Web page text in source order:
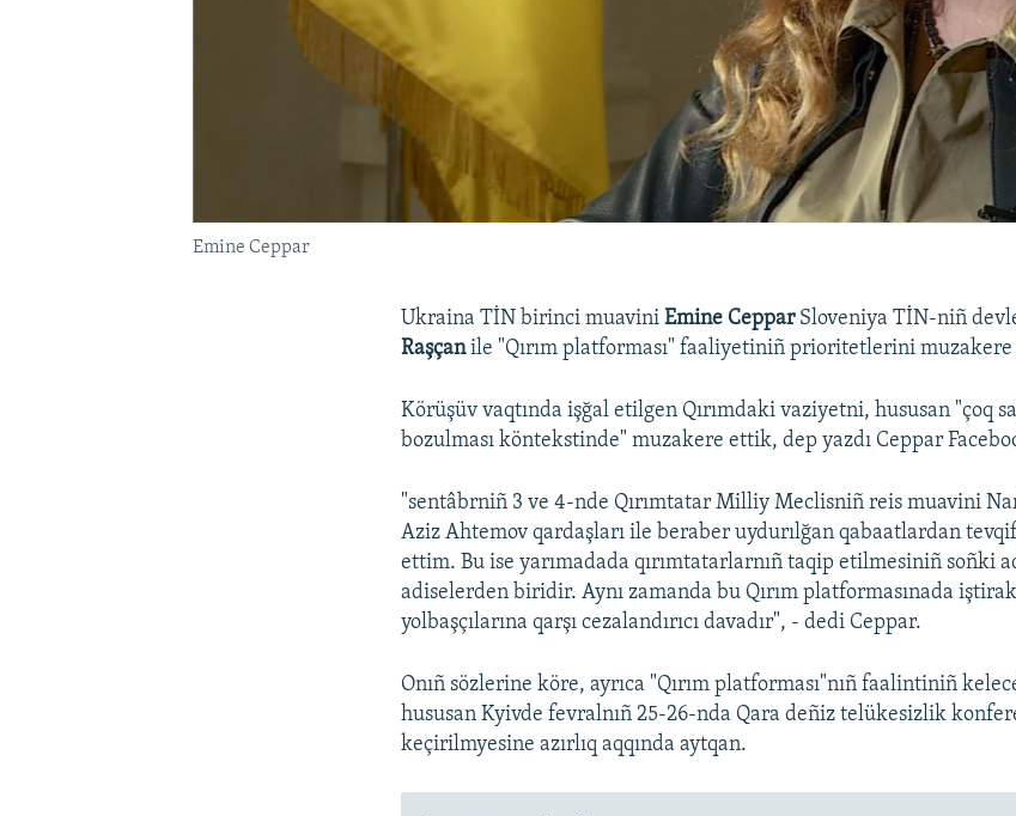
Emine Ceppar
Ukraina TİN birinci muaviniEmine CepparSloveniya TİN-niñ
Raşçanile "Qırım platforması" faaliyetiniñ prioritetlerini
Körüşüv vaqtında işğal etilgen Qırımdaki vaziyetni, hususan "çoq
bozulması köntekstinde" muzakere ettik, dep yazdı Ceppar
"sentâbrniñ 3 ve 4-nde Qırımtatar Milliy Meclisniñ reis muavini
Aziz Ahtemov qardaşları ile beraber uydurılğan qabaatlardan
ettim. Bu ise yarımadada qırımtatarlarnıñ taqip etilmesiniñ soñki
adiselerden biridir. Aynı zamanda bu Qırım platformasınada
yolbaşçılarına qarşı cezalandırıcı davadır", - dedi Ceppar.
Onıñ sözlerine köre, ayrıca "Qırım platforması"nıñ faalintiniñ
hususan Kyivde fevralnıñ 25-26-nda Qara deñiz telükesizlik
keçirilmyesine azırlıq aqqında aytqan.